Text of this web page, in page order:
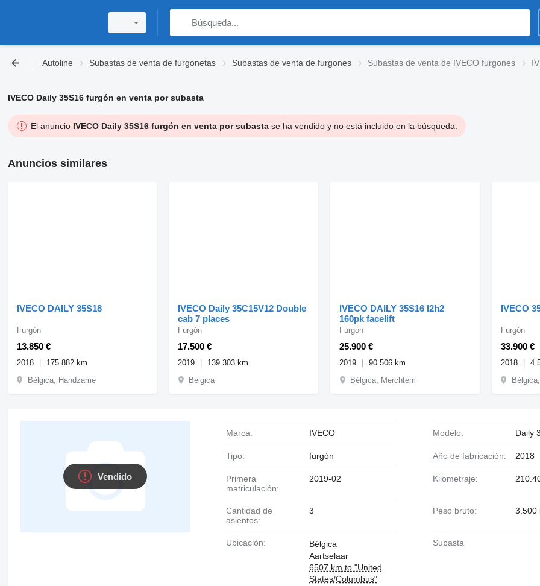
Autoline Subastas de venta de furgonetas Subastas de venta de furgones Subastas de venta de IVECO furgones
IVECO Daily 35S16 furgón en venta por subasta
El anuncio IVECO Daily 35S16 furgón en venta por subastase ha vendido y no está incluido en la búsqueda.
Anuncios similares
IVECO DAILY 35S18
13.850 €
Furgón
2018
175.882 km
Bélgica, Handzame
IVECO Daily 35C15V12 Double
cab 7 places
17.500 €
Furgón
2019
139.303 km
Bélgica
IVECO DAILY 35S16 l2h2
160pk facelift
25.900 €
Furgón
2019
90.506 km
Bélgica, Merchtem
IVECO
33.900 €
Furgón
2018
Vendido
Marca: IVECO Modelo: Daily
Tipo: furgón Año de fabricación: 2018
Primera
matriculación:
2019-02 Kilometraje:
Cantidad de
asientos:
3 Peso bruto: 3.500
Ubicación:
Bélgica
Aartselaar
6507 km to "United
States/Columbus"
Subasta